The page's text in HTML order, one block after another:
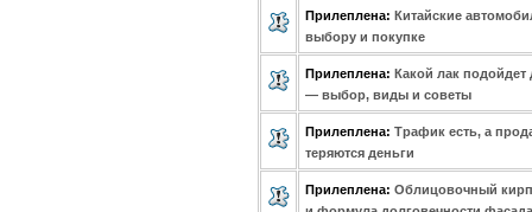
Прилеплена: Китайские
выбору и покупке
Прилеплена: Какой лак подойдет
— выбор, виды и советы
Прилеплена: Трафик есть, а
теряются деньги
Прилеплена: Облицовочный